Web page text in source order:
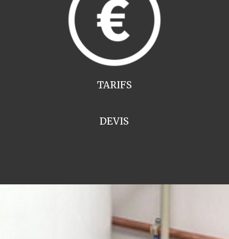
TARIFS
DEVIS